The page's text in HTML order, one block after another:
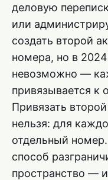
деловую
или
создать второй
номера, но в
невозможно —
привязывается к
Привязать
нельзя: для
отдельный
способ
пространство —